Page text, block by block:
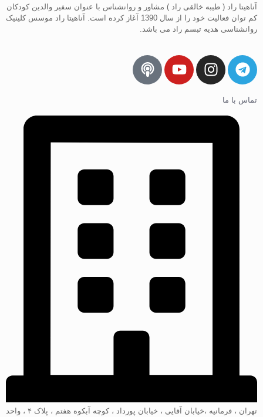
آناهیتا راد ( طیبه خالقی راد ) مشاور و روانشناس با عنوان سفیر والدین کودکان
کم توان فعالیت خود را از سال 1390 آغاز کرده است. آناهیتا راد موسس کلینیک
روانشناسی هدیه تبسم راد می باشد.
تماس با ما
تهران ، فرمانیه ،خیابان آقایی ، خیابان پورداد ، کوچه آبکوه هفتم ، پلاک ۴ ، واحد